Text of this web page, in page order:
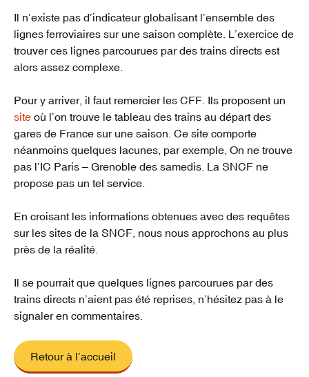
Il n’existe pas d’indicateur globalisant l’ensemble des
lignes ferroviaires sur une saison complète. L’exercice de
trouver ces lignes parcourues par des trains directs est
alors assez complexe.
Pour y arriver, il faut remercier les CFF. Ils proposent un
site où l’on trouve le tableau des trains au départ des
gares de France sur une saison. Ce site comporte
néanmoins quelques lacunes, par exemple, On ne trouve
pas l’IC Paris – Grenoble des samedis. La SNCF ne
propose pas un tel service.
En croisant les informations obtenues avec des requêtes
sur les sites de la SNCF, nous nous approchons au plus
près de la réalité.
Il se pourrait que quelques lignes parcourues par des
trains directs n’aient pas été reprises, n’hésitez pas à le
signaler en commentaires.
Retour à l’accueil